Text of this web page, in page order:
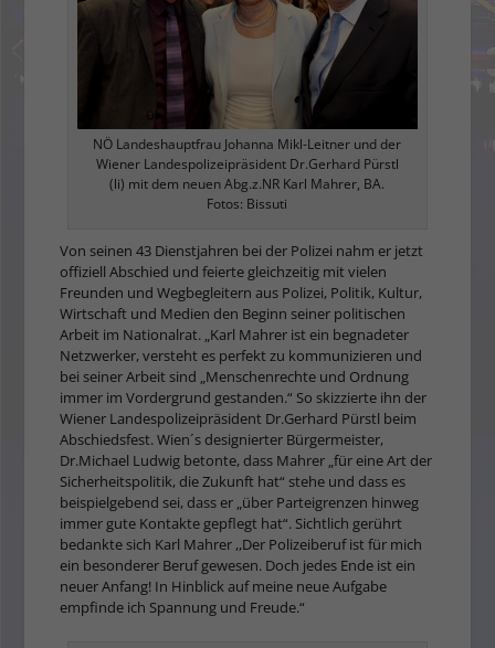
NÖ Landeshauptfrau Johanna Mikl-Leitner und der
Wiener Landespolizeipräsident Dr.Gerhard Pürstl
(li) mit dem neuen Abg.z.NR Karl Mahrer, BA.
Fotos: Bissuti
Von seinen 43 Dienstjahren bei der Polizei nahm er jetzt
offiziell Abschied und feierte gleichzeitig mit vielen
Freunden und Wegbegleitern aus Polizei, Politik, Kultur,
Wirtschaft und Medien den Beginn seiner politischen
Arbeit im Nationalrat. „Karl Mahrer ist ein begnadeter
Netzwerker, versteht es perfekt zu kommunizieren und
bei seiner Arbeit sind „Menschenrechte und Ordnung
immer im Vordergrund gestanden.“ So skizzierte ihn der
Wiener Landespolizeipräsident Dr.Gerhard Pürstl beim
Abschiedsfest. Wien´s designierter Bürgermeister,
Dr.Michael Ludwig betonte, dass Mahrer „für eine Art der
Sicherheitspolitik, die Zukunft hat“ stehe und dass es
beispielgebend sei, dass er „über Parteigrenzen hinweg
immer gute Kontakte gepflegt hat“. Sichtlich gerührt
bedankte sich Karl Mahrer ,,Der Polizeiberuf ist für mich
ein besonderer Beruf gewesen. Doch jedes Ende ist ein
neuer Anfang! In Hinblick auf meine neue Aufgabe
empfinde ich Spannung und Freude.“